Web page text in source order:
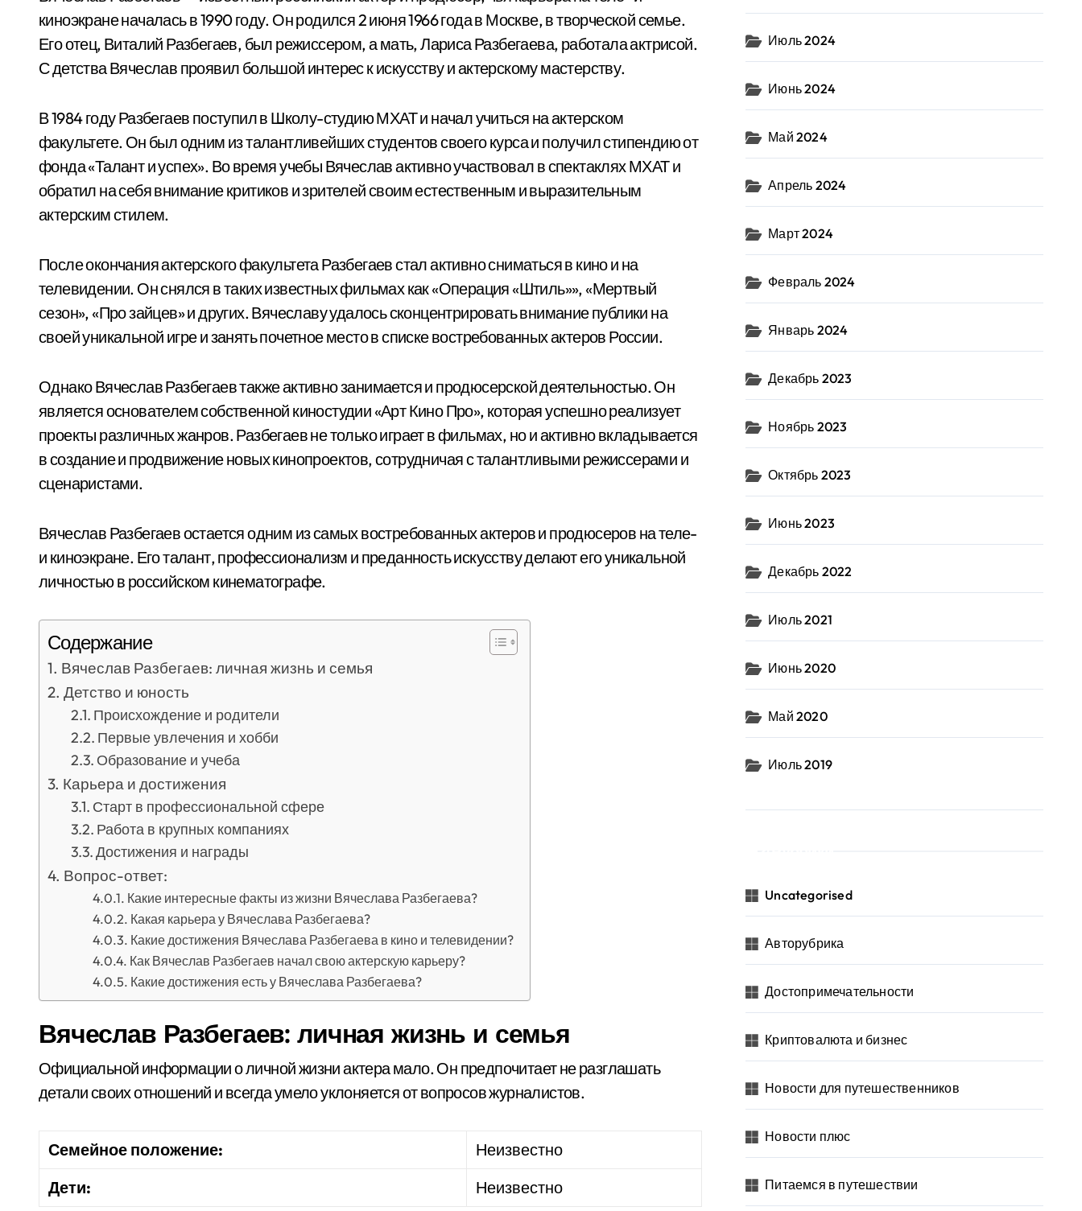
киноэкране началась в 1990 году. Он родился 2 июня 1966 года в Москве, в творческой семье.
Его отец, Виталий Разбегаев, был режиссером, а мать, Лариса Разбегаева, работала актрисой.
С детства Вячеслав проявил большой интерес к искусству и актерскому мастерству.
В 1984 году Разбегаев поступил в Школу-студию МХАТ и начал учиться на актерском
факультете. Он был одним из талантливейших студентов своего курса и получил стипендию от
фонда «Талант и успех». Во время учебы Вячеслав активно участвовал в спектаклях МХАТ и
обратил на себя внимание критиков и зрителей своим естественным и выразительным
актерским стилем.
После окончания актерского факультета Разбегаев стал активно сниматься в кино и на
телевидении. Он снялся в таких известных фильмах как «Операция «Штиль»», «Мертвый
сезон», «Про зайцев» и других. Вячеславу удалось сконцентрировать внимание публики на
своей уникальной игре и занять почетное место в списке востребованных актеров России.
Однако Вячеслав Разбегаев также активно занимается и продюсерской деятельностью. Он
является основателем собственной киностудии «Арт Кино Про», которая успешно реализует
проекты различных жанров. Разбегаев не только играет в фильмах, но и активно вкладывается
в создание и продвижение новых кинопроектов, сотрудничая с талантливыми режиссерами и
сценаристами.
Вячеслав Разбегаев остается одним из самых востребованных актеров и продюсеров на теле-
и киноэкране. Его талант, профессионализм и преданность искусству делают его уникальной
личностью в российском кинематографе.
Содержание
Вячеслав Разбегаев: личная жизнь и семья
Детство и юность
Происхождение и родители
Первые увлечения и хобби
Образование и учеба
Карьера и достижения
Старт в профессиональной сфере
Работа в крупных компаниях
Достижения и награды
Вопрос-ответ:
Какие интересные факты из жизни Вячеслава Разбегаева?
Какая карьера у Вячеслава Разбегаева?
Какие достижения Вячеслава Разбегаева в кино и телевидении?
Как Вячеслав Разбегаев начал свою актерскую карьеру?
Какие достижения есть у Вячеслава Разбегаева?
Вячеслав Разбегаев: личная жизнь и семья
Официальной информации о личной жизни актера мало. Он предпочитает не разглашать
детали своих отношений и всегда умело уклоняется от вопросов журналистов.
Семейное положение:
Неизвестно
Дети:
Неизвестно
Июль 2024
Июнь 2024
Май 2024
Апрель 2024
Март 2024
Февраль 2024
Январь 2024
Декабрь 2023
Ноябрь 2023
Октябрь 2023
Июнь 2023
Декабрь 2022
Июль 2021
Июнь 2020
Май 2020
Июль 2019
Uncategorised
Авторубрика
Достопримечательности
Криптовалюта и бизнес
Новости для путешественников
Новости плюс
Питаемся в путешествии